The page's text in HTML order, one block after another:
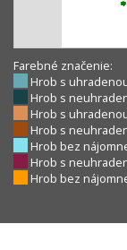
Farebné značenie:
Hrob s
Hrob s
Hrob s
Hrob s
Hrob bez
Hrob s
Hrob bez